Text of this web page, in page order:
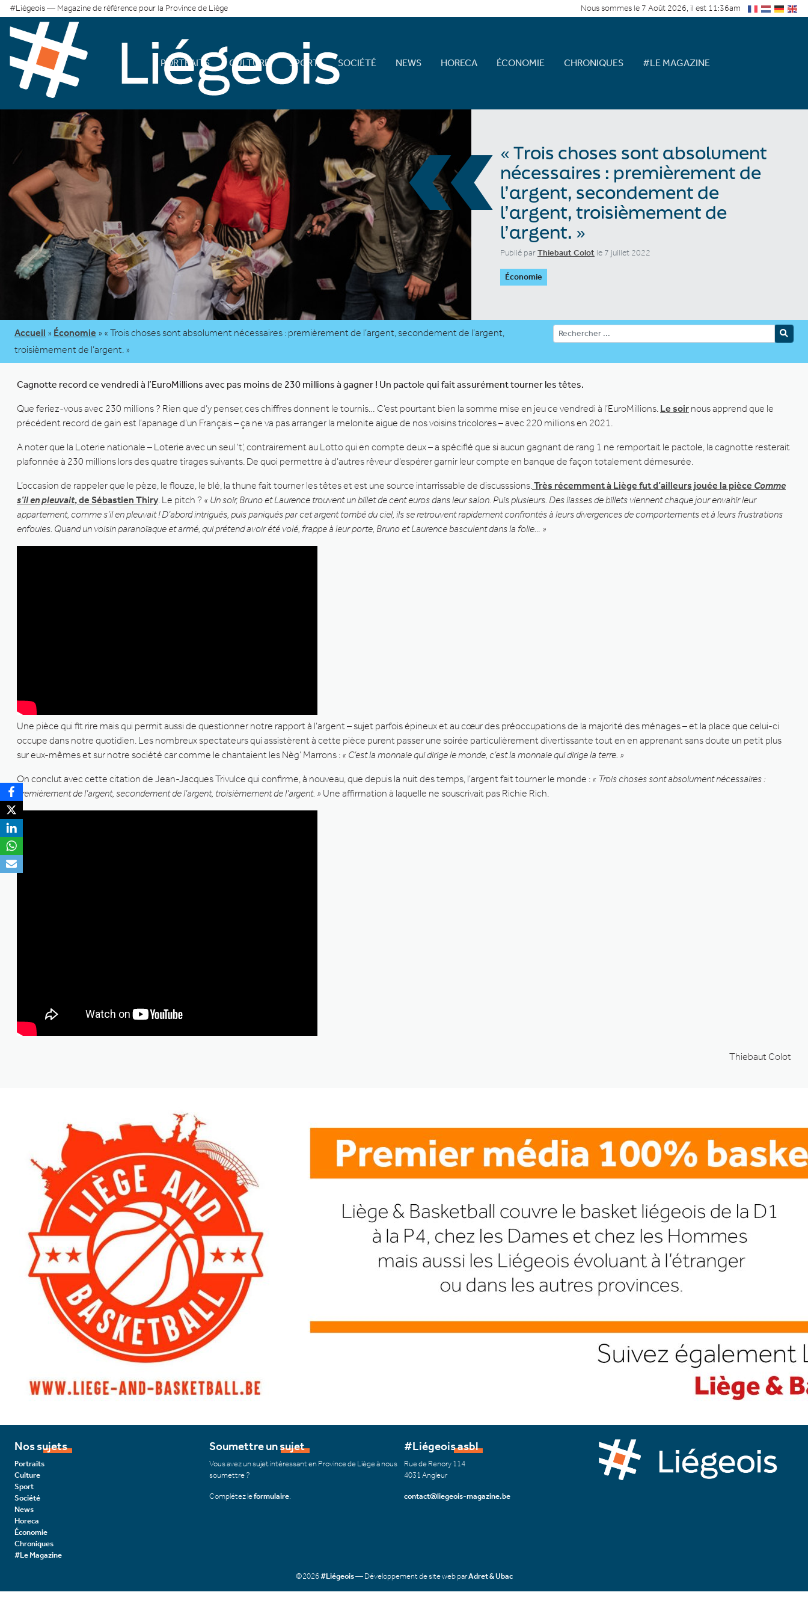
#Liégeois — Magazine de référence pour la Province de Liège Nous sommes le 7 Août 2026, il est 11:36am
PORTRAITS CULTURE SPORT SOCIÉTÉ NEWS HORECA ÉCONOMIE CHRONIQUES #LE MAGAZINE
«« Trois choses sont absolument
nécessaires : premièrement de
l’argent, secondement de
l’argent, troisièmement de
l’argent. »
Publié parThiebaut Colot le 7 juillet 2022
Économie
Accueil » Économie » « Trois choses sont absolument nécessaires : premièrement de l’argent, secondement de l’argent,
troisièmement de l’argent. »
Cagnotte record ce vendredi à l’EuroMillions avec pas moins de 230 millions à gagner ! Un pactole qui fait assurément tourner les têtes.
Que feriez-vous avec 230 millions ? Rien que d’y penser, ces chiffres donnent le tournis… C’est pourtant bien la somme mise en jeu ce vendredi à l’EuroMillions. Le soir nous apprend que le
précédent record de gain est l’apanage d’un Français – ça ne va pas arranger la melonite aigue de nos voisins tricolores – avec 220 millions en 2021.
A noter que la Loterie nationale – Loterie avec un seul ‘t’, contrairement au Lotto qui en compte deux – a spécifié que si aucun gagnant de rang 1 ne remportait le pactole, la cagnotte resterait
plafonnée à 230 millions lors des quatre tirages suivants. De quoi permettre à d’autres rêveur d’espérer garnir leur compte en banque de façon totalement démesurée.
L’occasion de rappeler que le pèze, le flouze, le blé, la thune fait tourner les têtes et est une source intarrissable de discusssions. Très récemment à Liège fut d’ailleurs jouée la pièce Comme
s’il en pleuvait, de Sébastien Thiry. Le pitch ? « Un soir, Bruno et Laurence trouvent un billet de cent euros dans leur salon. Puis plusieurs. Des liasses de billets viennent chaque jour envahir leur
appartement, comme s’il en pleuvait ! D’abord intrigués, puis paniqués par cet argent tombé du ciel, ils se retrouvent rapidement confrontés à leurs divergences de comportements et à leurs frustrations
enfouies. Quand un voisin paranoïaque et armé, qui prétend avoir été volé, frappe à leur porte, Bruno et Laurence basculent dans la folie… »
Une pièce qui fit rire mais qui permit aussi de questionner notre rapport à l’argent – sujet parfois épineux et au cœur des préoccupations de la majorité des ménages – et la place que celui-ci
occupe dans notre quotidien. Les nombreux spectateurs qui assistèrent à cette pièce purent passer une soirée particulièrement divertissante tout en en apprenant sans doute un petit plus
sur eux-mêmes et sur notre société car comme le chantaient les Nèg’ Marrons : « C’est la monnaie qui dirige le monde, c’est la monnaie qui dirige la terre. »
On conclut avec cette citation de Jean-Jacques Trivulce qui confirme, à nouveau, que depuis la nuit des temps, l’argent fait tourner le monde : « Trois choses sont absolument nécessaires :
premièrement de l’argent, secondement de l’argent, troisièmement de l’argent. » Une affirmation à laquelle ne souscrivait pas Richie Rich.
Thiebaut Colot
Nos sujets
Portraits
Culture
Sport
Société
News
Horeca
Économie
Chroniques
#Le Magazine
Soumettre un sujet
Vous avez un sujet intéressant en Province de Liège à nous
soumettre ?
Complétez leformulaire
#Liégeois asbl
Rue de Renory 114
4031 Angleur
contact@liegeois-magazine.be
©2026#Liégeois— Développement de site web parAdret & Ubac